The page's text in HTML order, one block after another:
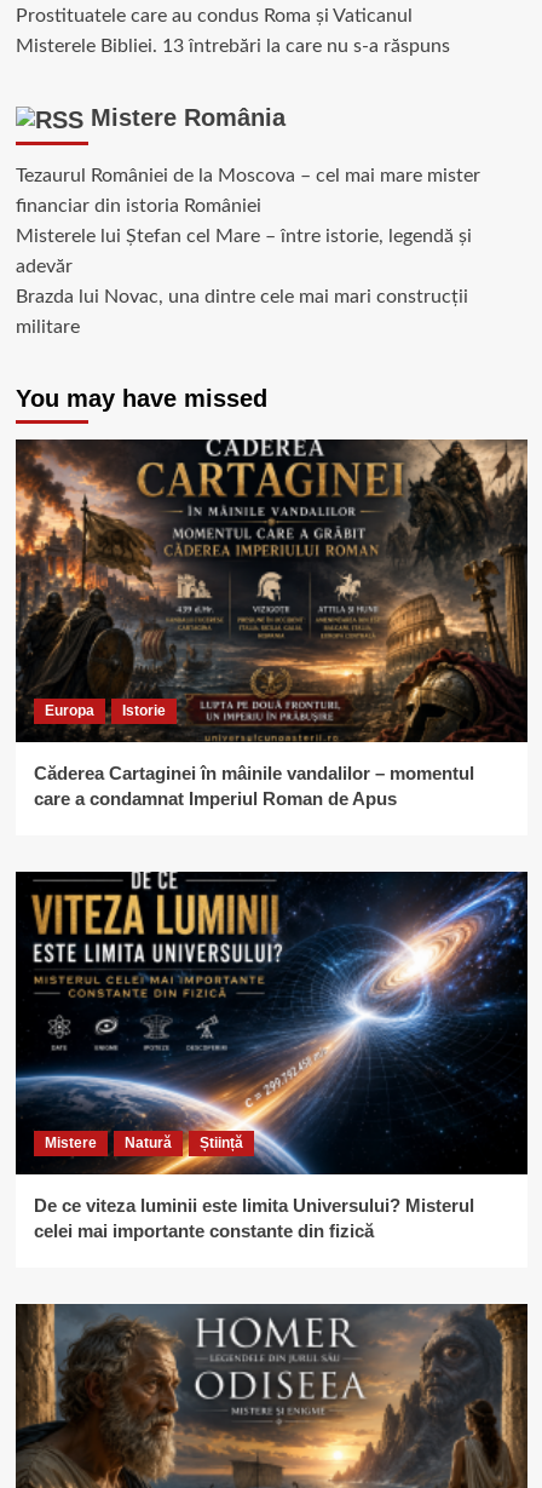
Prostituatele care au condus Roma și Vaticanul
Misterele Bibliei. 13 întrebări la care nu s-a răspuns
Mistere România
Tezaurul României de la Moscova – cel mai mare mister
financiar din istoria României
Misterele lui Ștefan cel Mare – între istorie, legendă și
adevăr
Brazda lui Novac, una dintre cele mai mari construcții
militare
You may have missed
Europa Istorie
Căderea Cartaginei în mâinile vandalilor – momentul
care a condamnat Imperiul Roman de Apus
Mistere Natură Știință
De ce viteza luminii este limita Universului? Misterul
celei mai importante constante din fizică